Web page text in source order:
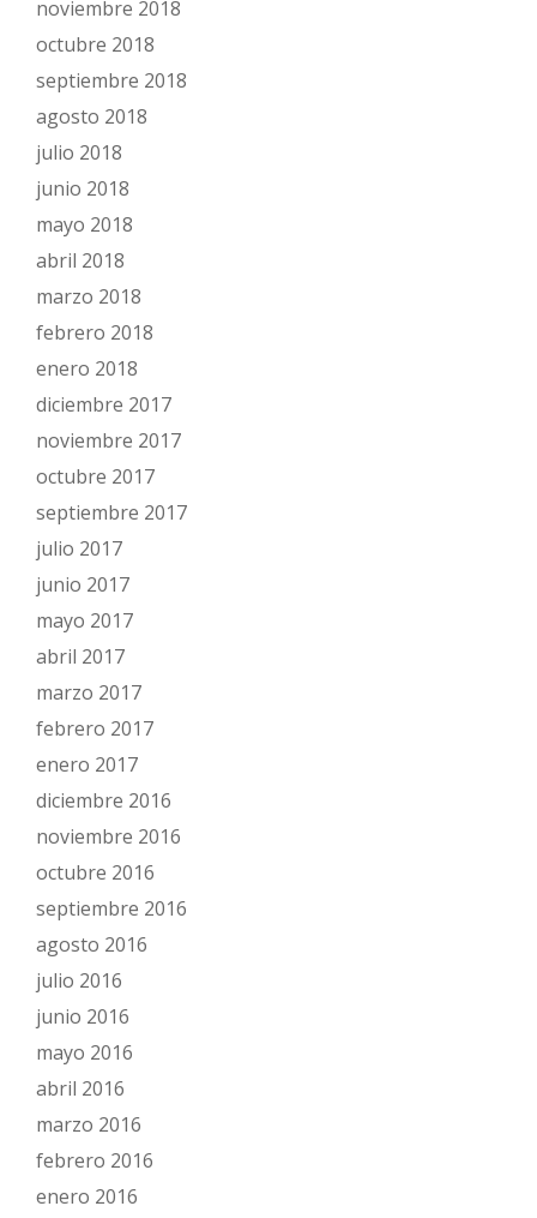
noviembre 2018
octubre 2018
septiembre 2018
agosto 2018
julio 2018
junio 2018
mayo 2018
abril 2018
marzo 2018
febrero 2018
enero 2018
diciembre 2017
noviembre 2017
octubre 2017
septiembre 2017
julio 2017
junio 2017
mayo 2017
abril 2017
marzo 2017
febrero 2017
enero 2017
diciembre 2016
noviembre 2016
octubre 2016
septiembre 2016
agosto 2016
julio 2016
junio 2016
mayo 2016
abril 2016
marzo 2016
febrero 2016
enero 2016